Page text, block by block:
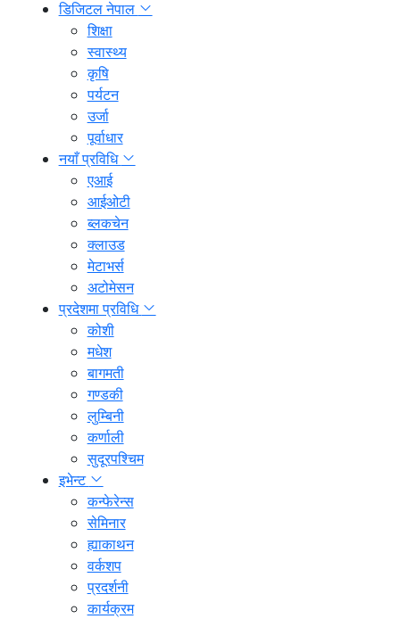
डिजिटल नेपाल
शिक्षा
स्वास्थ्य
कृषि
पर्यटन
उर्जा
पूर्वाधार
नयाँ प्रविधि
एआई
आईओटी
ब्लकचेन
क्लाउड
मेटाभर्स
अटोमेसन
प्रदेशमा प्रविधि
कोशी
मधेश
बागमती
गण्डकी
लुम्बिनी
कर्णाली
सुदूरपश्चिम
इभेन्ट
कन्फेरेन्स
सेमिनार
ह्याकाथन
वर्कशप
प्रदर्शनी
कार्यक्रम